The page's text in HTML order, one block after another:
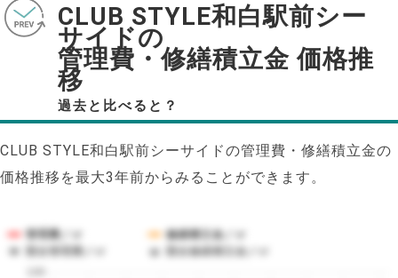
CLUB STYLE和白駅前シー
サイドの
管理費・修繕積立金 価格推
移
過去と比べると？
CLUB STYLE和白駅前シーサイドの管理費・修繕積立金の
価格推移を最大3年前からみることができます。
管理費／㎡
修繕積立金／㎡
競合管理費／㎡
競合修繕積立金／㎡